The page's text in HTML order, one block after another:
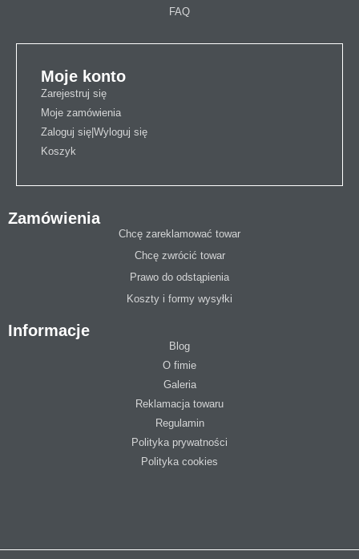
FAQ
Moje konto
Zarejestruj się
Moje zamówienia
Zaloguj się|Wyloguj się
Koszyk
Zamówienia
Chcę zareklamować towar
Chcę zwrócić towar
Prawo do odstąpienia
Koszty i formy wysyłki
Informacje
Blog
O fimie
Galeria
Reklamacja towaru
Regulamin
Polityka prywatności
Polityka cookies